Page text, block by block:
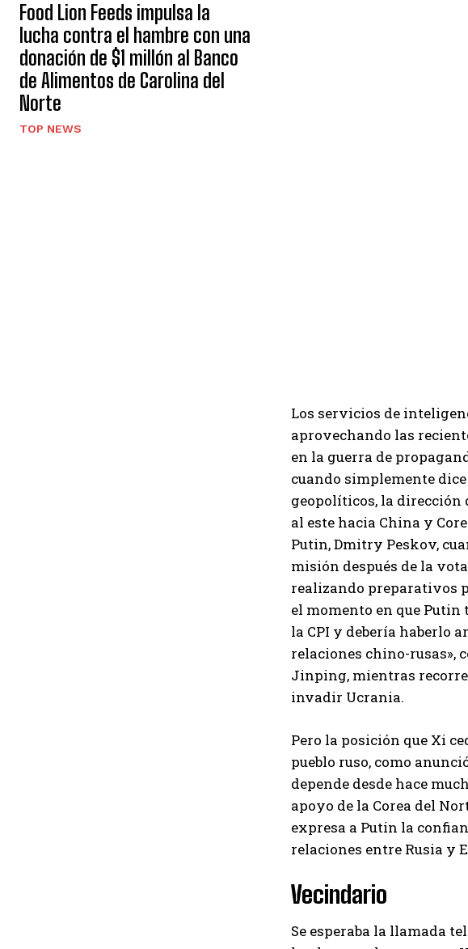
Food Lion Feeds impulsa la
lucha contra el hambre con una
donación de $1 millón al Banco
de Alimentos de Carolina del
Norte
TOP NEWS
Los servicios de
aprovechando las
en la guerra de
cuando simplemente
geopolíticos, la dirección
al este hacia China y
Putin, Dmitry Peskov,
misión después de la
realizando preparativos
el momento en que Putin
la CPI y debería haberlo
relaciones chino-rusas»,
Jinping, mientras
invadir Ucrania.
Pero la posición que Xi
pueblo ruso, como
depende desde hace
apoyo de la Corea del
expresa a Putin la
relaciones entre Rusia y
Vecindario
Se esperaba la llamada